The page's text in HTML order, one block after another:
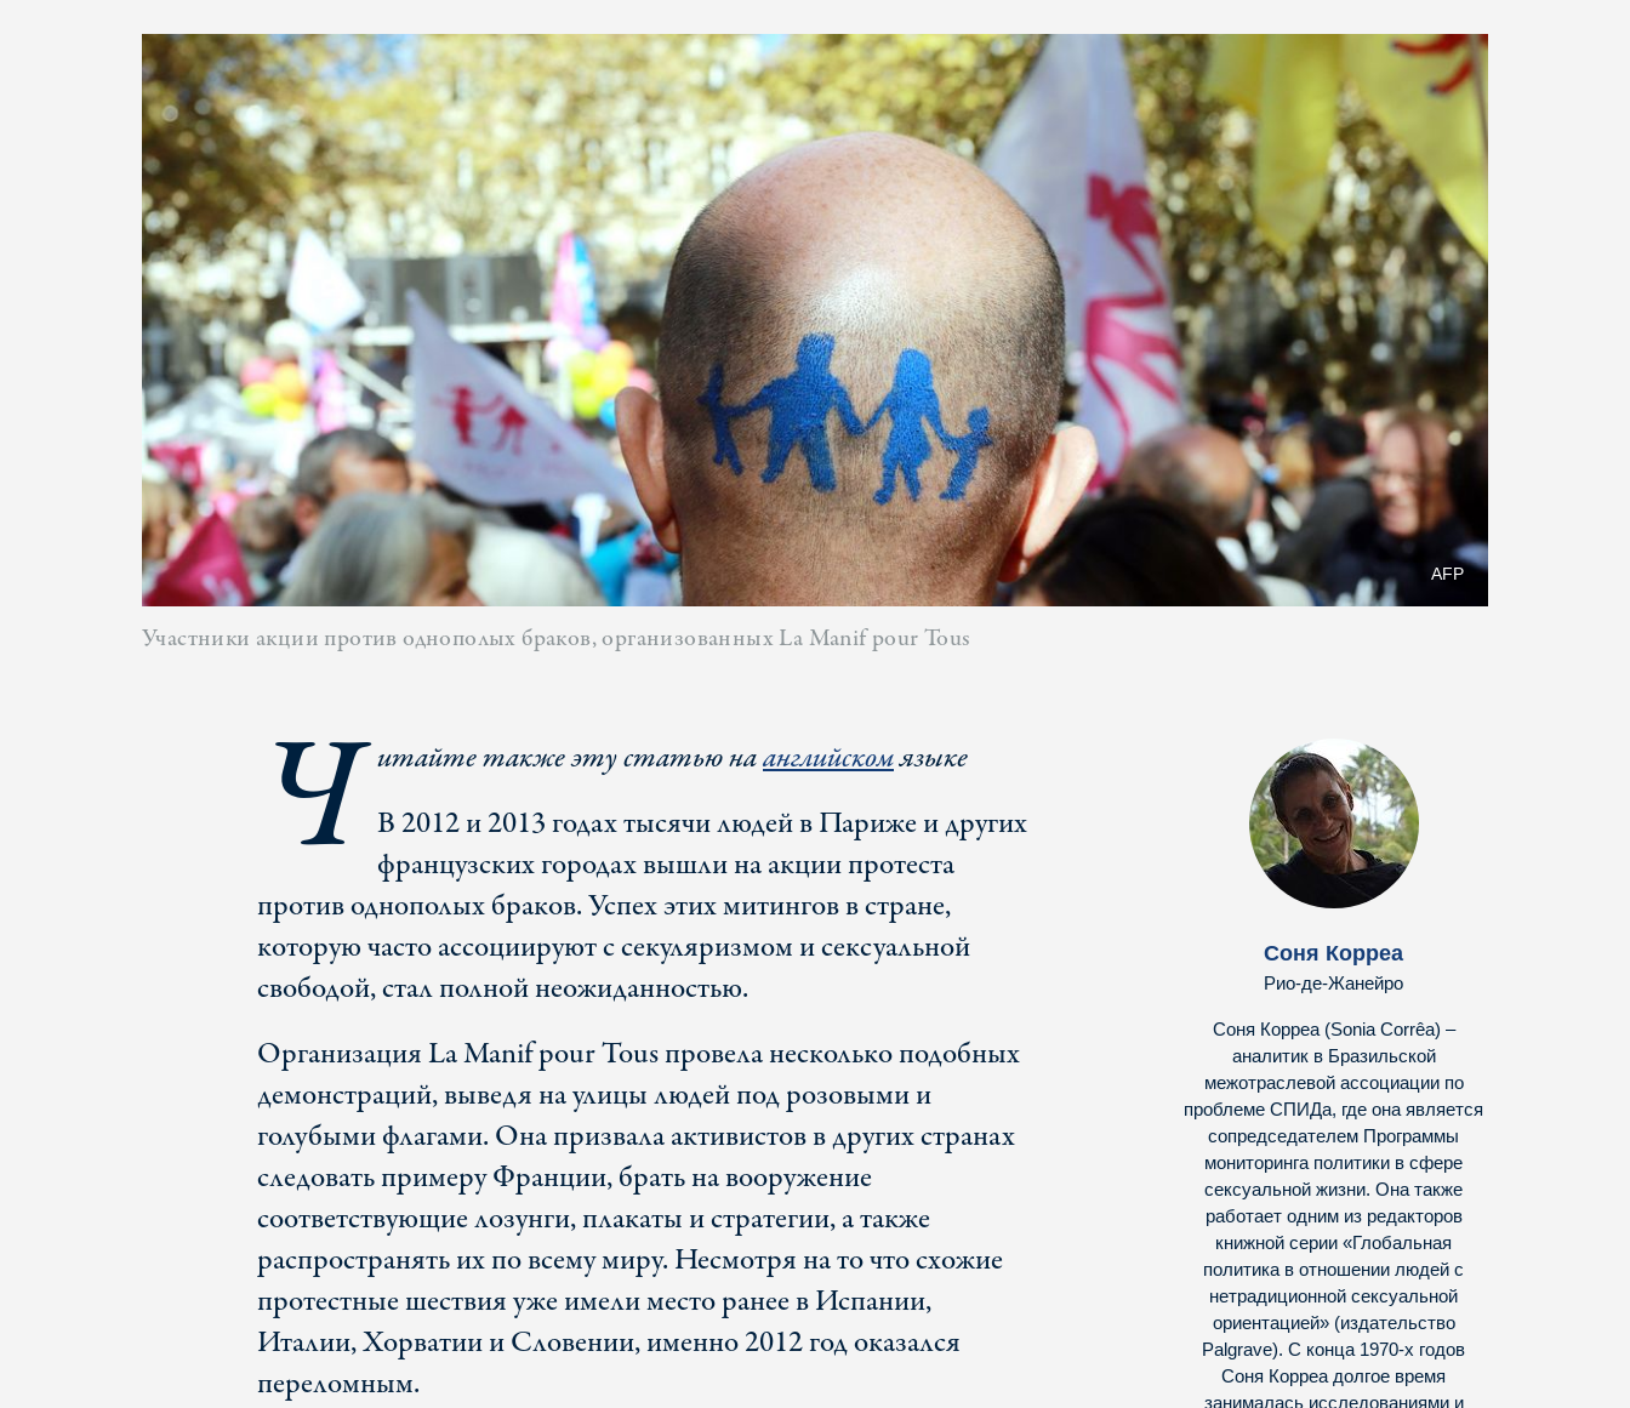
AFP
Участники акции против однополых браков, организованных La Manif pour Tous
Ч итайте также эту статью наанглийскомязыке
В 2012 и 2013 годах тысячи людей в Париже и других
французских городах вышли на акции протеста
против однополых браков. Успех этих митингов в стране,
которую часто ассоциируют с секуляризмом и сексуальной
свободой, стал полной неожиданностью.
Организация La Manif pour Tous провела несколько подобных
демонстраций, выведя на улицы людей под розовыми и
голубыми флагами. Она призвала активистов в других странах
следовать примеру Франции, брать на вооружение
соответствующие лозунги, плакаты и стратегии, а также
распространять их по всему миру. Несмотря на то что схожие
протестные шествия уже имели место ранее в Испании,
Италии, Хорватии и Словении, именно 2012 год оказался
переломным.
Соня Корреа
Рио-де-Жанейро
Соня Корреа (Sonia Corrêa) –
аналитик в Бразильской
межотраслевой ассоциации по
проблеме СПИДа, где она является
сопредседателем Программы
мониторинга политики в сфере
сексуальной жизни. Она также
работает одним из редакторов
книжной серии «Глобальная
политика в отношении людей с
нетрадиционной сексуальной
ориентацией» (издательство
Palgrave). С конца 1970-х годов
Соня Корреа долгое время
занималась исследованиями и